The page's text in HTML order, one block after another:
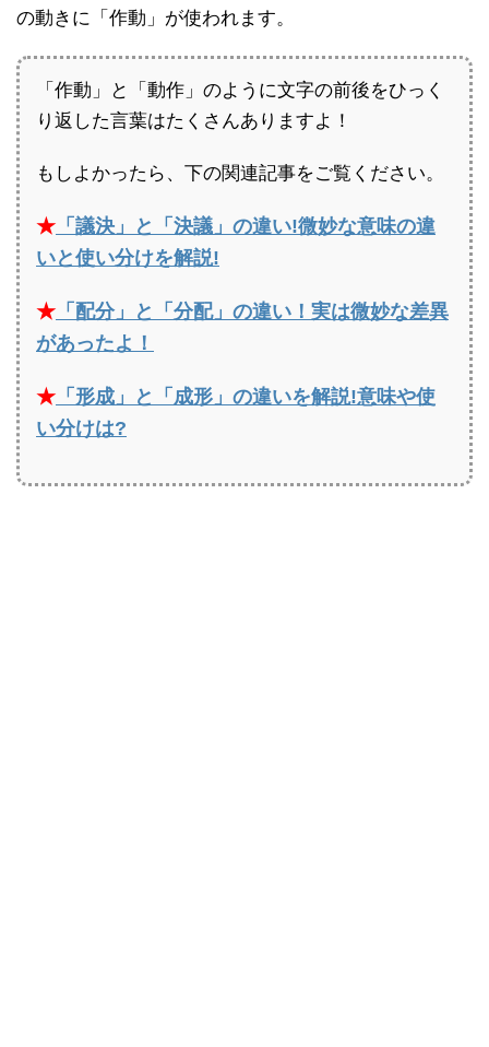
の動きに「作動」が使われます。
「作動」と「動作」のように文字の前後をひっく
り返した言葉はたくさんありますよ！
もしよかったら、下の関連記事をご覧ください。
★ 「議決」と「決議」の違い!微妙な意味の違
いと使い分けを解説!
★ 「配分」と「分配」の違い！実は微妙な差異
があったよ！
★ 「形成」と「成形」の違いを解説!意味や使
い分けは?